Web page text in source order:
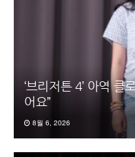
‘브리저튼 4’ 아역 클
어요”
8월 6, 2026